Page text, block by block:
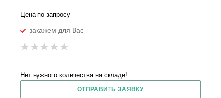
Цена по запросу
закажем для Вас
Нет нужного количества на складе!
ОТПРАВИТЬ ЗАЯВКУ